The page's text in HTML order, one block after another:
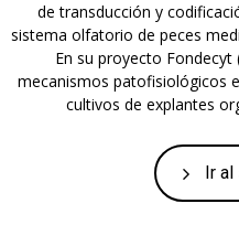
de transducción y
sistema olfatorio de peces
En su proyecto
mecanismos patofisiológicos
cultivos de explantes
Ir